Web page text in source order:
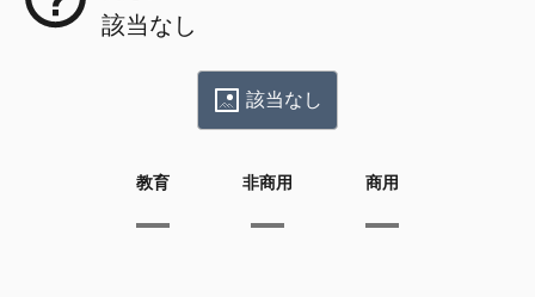
該当なし
該当なし
教育 非商用 商用